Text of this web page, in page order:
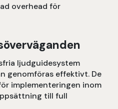
overhead för
ljudguidesystem
genomföras effektivt. De
implementeringen inom
till full